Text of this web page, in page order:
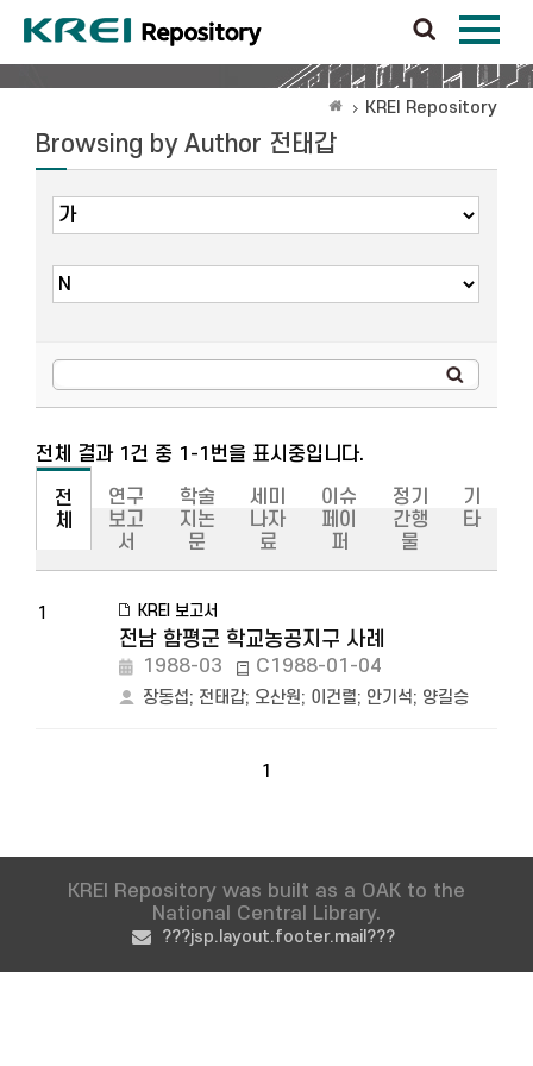
KREI Repository
Browsing by Author 전태갑
전체 결과 1건 중 1-1번을 표시중입니다.
전
체
연구
보고
서
학술
지논
문
세미
나자
료
이슈
페이
퍼
정기
간행
물
기
타
1 KREI 보고서
전남 함평군 학교농공지구 사례
1988-03 C1988-01-04
장동섭; 전태갑; 오산원; 이건렬; 안기석; 양길승
1
KREI Repository was built as a OAK to the
National Central Library.
???jsp.layout.footer.mail???